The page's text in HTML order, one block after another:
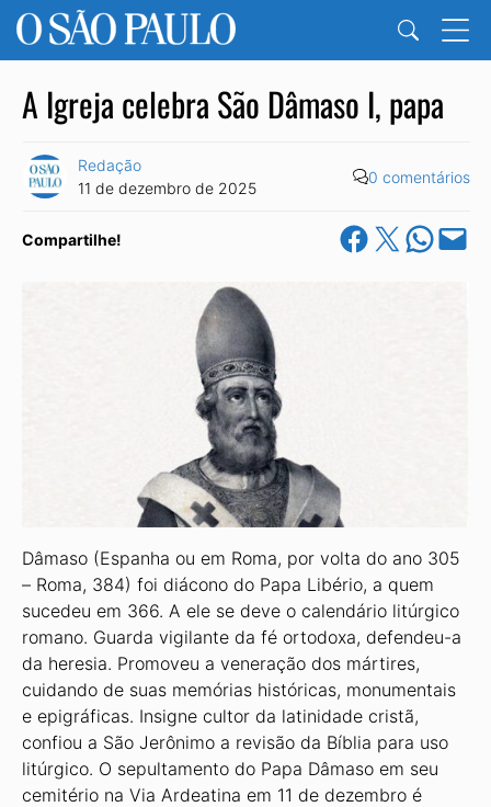
A Igreja celebra São Dâmaso I, papa
Redação
11 de dezembro de 2025
0 comentários
Compartilhe! Share on Facebook
Share on X Share on
Email this
Dâmaso (Espanha ou em Roma, por volta do ano 305
– Roma, 384) foi diácono do Papa Libério, a quem
sucedeu em 366. A ele se deve o calendário litúrgico
romano. Guarda vigilante da fé ortodoxa, defendeu-a
da heresia. Promoveu a veneração dos mártires,
cuidando de suas memórias históricas, monumentais
e epigráficas. Insigne cultor da latinidade cristã,
confiou a São Jerônimo a revisão da Bíblia para uso
litúrgico. O sepultamento do Papa Dâmaso em seu
cemitério na Via Ardeatina em 11 de dezembro é